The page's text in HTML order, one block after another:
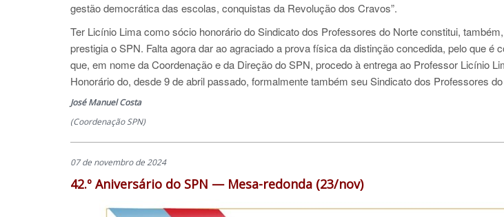
gestão democrática das escolas, conquistas da Revolução dos Cravos”.
Ter Licínio Lima como sócio honorário do Sindicato dos Professores do Norte constitui,
prestigia o SPN. Falta agora dar ao agraciado a prova física da distinção concedida, pelo que é
que, em nome da Coordenação e da Direção do SPN, procedo à entrega ao Professor Licínio
Honorário do, desde 9 de abril passado, formalmente também seu Sindicato dos Professores
José Manuel Costa
(Coordenação SPN)
07 de novembro de 2024
42.º Aniversário do SPN — Mesa-redonda (23/nov)